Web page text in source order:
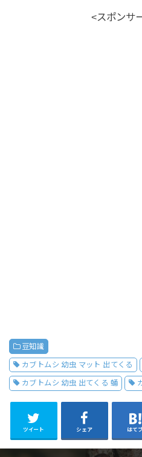
<スポンサ
豆知識
カブトムシ 幼虫 マット 出てくる
カブトムシ 幼虫 出てくる 蛹
ツイート シェア はて